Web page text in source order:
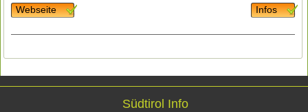
Webseite Infos
Südtirol Info